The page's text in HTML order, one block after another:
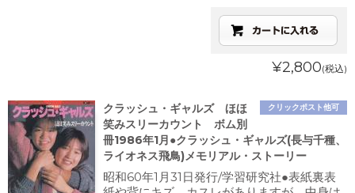
¥2,800(税込)
クリックポスト他可
クラッシュ・ギャルズ ほほ
笑みスリーカウント ボム別
冊1986年1月●クラッシュ・ギャルズ(長与千種、
ライオネス飛鳥)メモリアル・ストーリー
昭和60年1月31日発行/学習研究社●表紙裏表